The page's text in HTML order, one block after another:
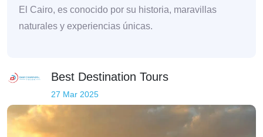
El Cairo, es conocido por su historia, maravillas
naturales y experiencias únicas.
Best Destination Tours
27 Mar 2025